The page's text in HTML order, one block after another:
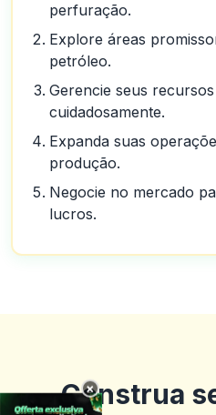
perfuração.
Explore áreas
petróleo.
Gerencie seus
cuidadosamente.
Expanda suas
produção.
Negocie no mercado
lucros.
Construa
×